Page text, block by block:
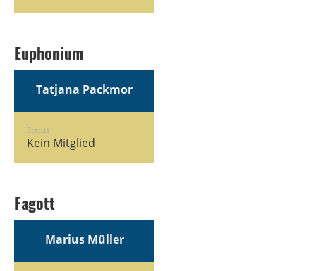
Euphonium
Tatjana Packmor
Status
Kein Mitglied
Fagott
Marius Müller